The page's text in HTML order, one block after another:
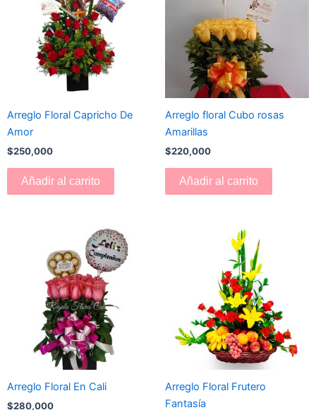
Arreglo Floral Capricho De
Amor
$250,000
Añadir al carrito
Arreglo floral Cubo rosas
Amarillas
$220,000
Añadir al carrito
Arreglo Floral En Cali
$280,000
Arreglo Floral Frutero
Fantasía